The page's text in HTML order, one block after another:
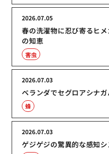
春の洗濯物に忍び寄るヒ
の知恵
2026.07.05
害虫
ベランダでセグロアシナ
2026.07.03
蜂
ゲジゲジの驚異的な感知
2026.07.03